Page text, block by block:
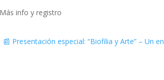
info y registro
📰 Presentación especial: “Biofilia y Arte” – Un